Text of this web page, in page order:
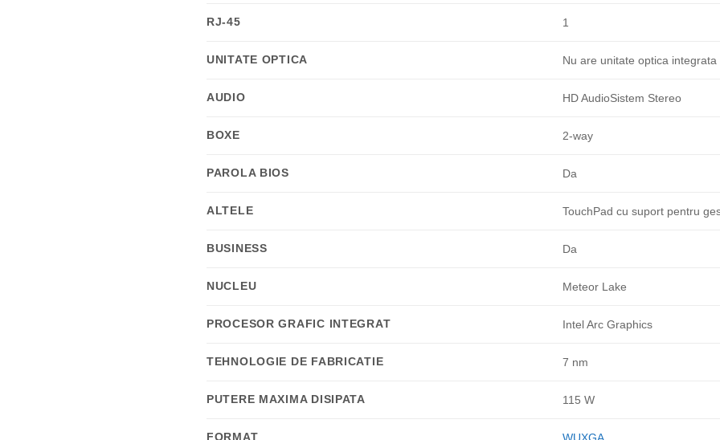
RJ-45 1
UNITATE OPTICA Nu are unitate optica integrata
AUDIO HD AudioSistem Stereo
BOXE 2-way
PAROLA BIOS Da
ALTELE TouchPad cu suport pentru
BUSINESS Da
NUCLEU Meteor Lake
PROCESOR GRAFIC INTEGRAT Intel Arc Graphics
TEHNOLOGIE DE FABRICATIE 7 nm
PUTERE MAXIMA DISIPATA 115 W
FORMAT